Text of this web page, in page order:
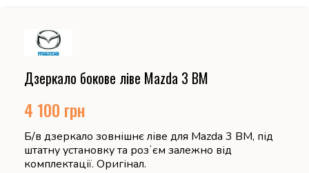
Дзеркало бокове ліве Mazda 3 BM
4 100 грн
Б/в дзеркало зовнішнє ліве для Mazda 3 BM, під
штатну установку та розʼєм залежно від
комплектації. Оригінал.